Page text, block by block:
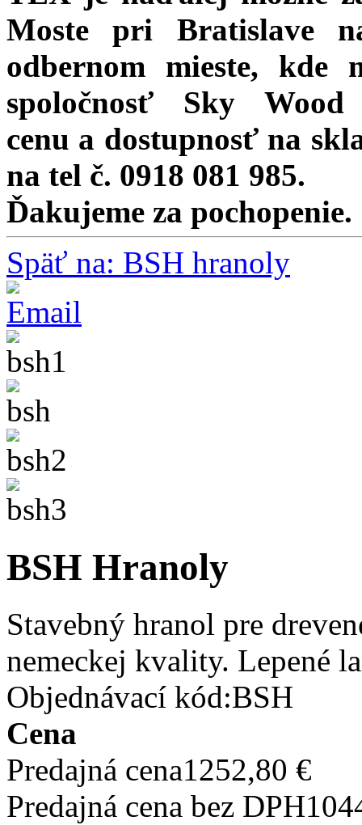
Moste pri Bratislave
odbernom mieste, kde
spoločnosť Sky Wood
cenu a dostupnosť na
na tel č. 0918 081 985.
Ďakujeme za pochopenie.
Späť na: BSH hranoly
BSH Hranoly
Stavebný hranol pre
nemeckej kvality. Lepené
Objednávací kód:BSH
Cena
Predajná cena1252,80 €
Predajná cena bez DPH